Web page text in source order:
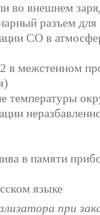
во внешнем
разъем для
CO в
в межстенном
температуры
в памяти
языке
при